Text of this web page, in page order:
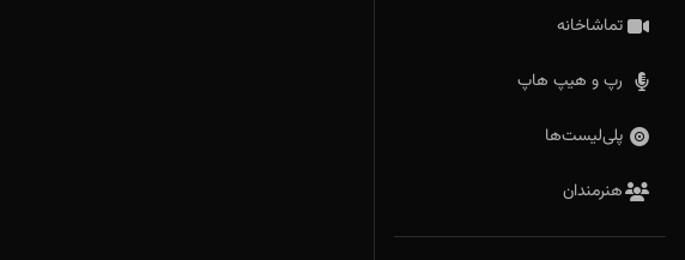
تماشاخانه
رپ و هیپ هاپ
پلی‌لیست‌ها
هنرمندان